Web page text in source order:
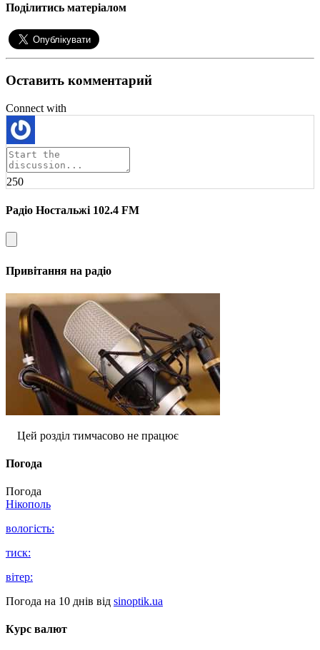
Поділитись матеріалом
Оставить комментарий
Connect with
250
Радіо Ностальжі 102.4 FM
Привітання на радіо
Цей розділ тимчасово не працює
Погода
Погода
Нікополь
вологість:
тиск:
вітер:
Погода на 10 днів від sinoptik.ua
Курс валют